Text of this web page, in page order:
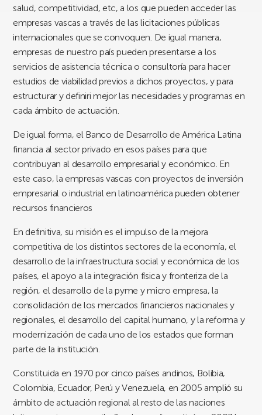
salud, competitividad, etc, a los que pueden acceder las
empresas vascas a través de las licitaciones públicas
internacionales que se convoquen. De igual manera,
empresas de nuestro país pueden presentarse a los
servicios de asistencia técnica o consultoría para hacer
estudios de viabilidad previos a dichos proyectos, y para
estructurar y definiri mejor las necesidades y programas en
cada ámbito de actuación.
De igual forma, el Banco de Desarrollo de América Latina
financia al sector privado en esos países para que
contribuyan al desarrollo empresarial y económico. En
este caso, la empresas vascas con proyectos de inversión
empresarial o industrial en latinoamérica pueden obtener
recursos financieros
En definitiva, su misión es el impulso de la mejora
competitiva de los distintos sectores de la economía, el
desarrollo de la infraestructura social y económica de los
países, el apoyo a la integración física y fronteriza de la
región, el desarrollo de la pyme y micro empresa, la
consolidación de los mercados financieros nacionales y
regionales, el desarrollo del capital humano, y la reforma y
modernización de cada uno de los estados que forman
parte de la institución.
Constituida en 1970 por cinco países andinos, Bolibia,
Colombia, Ecuador, Perú y Venezuela, en 2005 amplió su
ámbito de actuación regional al resto de las naciones